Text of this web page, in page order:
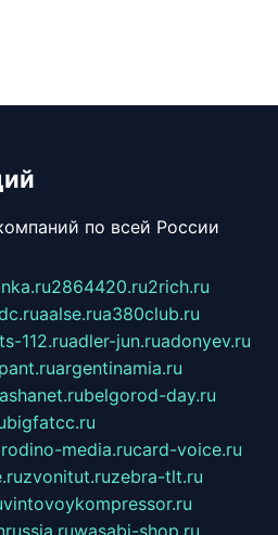
по всей России
2864420.ru2rich.ru
aalse.rua380club.ru
112.ruadler-jun.ruadonyev.ru
argentinamia.ru
ashanet.rubelgorod-day.ru
bigfatcc.ru
media.rucard-voice.ru
zvonitut.ruzebra-tlt.ru
vintovoykompressor.ru
wasabi-shop.ru